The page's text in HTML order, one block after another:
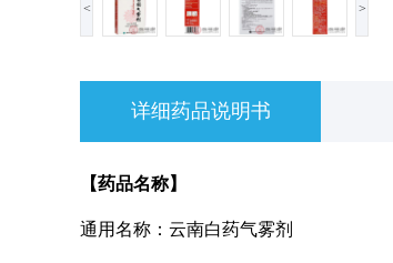
< >
详细药品说明书
【药品名称】
通用名称：云南白药气雾剂